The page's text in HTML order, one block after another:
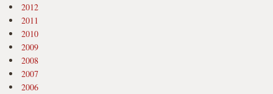
2012
2011
2010
2009
2008
2007
2006